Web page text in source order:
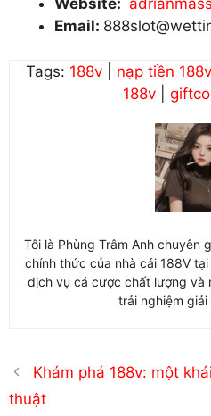
Email:
Tags: 188v nạp tiền 188v
188v
Tôi là Phùng Trâm Anh chuyên
chính thức của nhà cái 188V
dịch vụ cá cược chất lượng và
trải nghiệm
Khám phá 188v: một
thuật